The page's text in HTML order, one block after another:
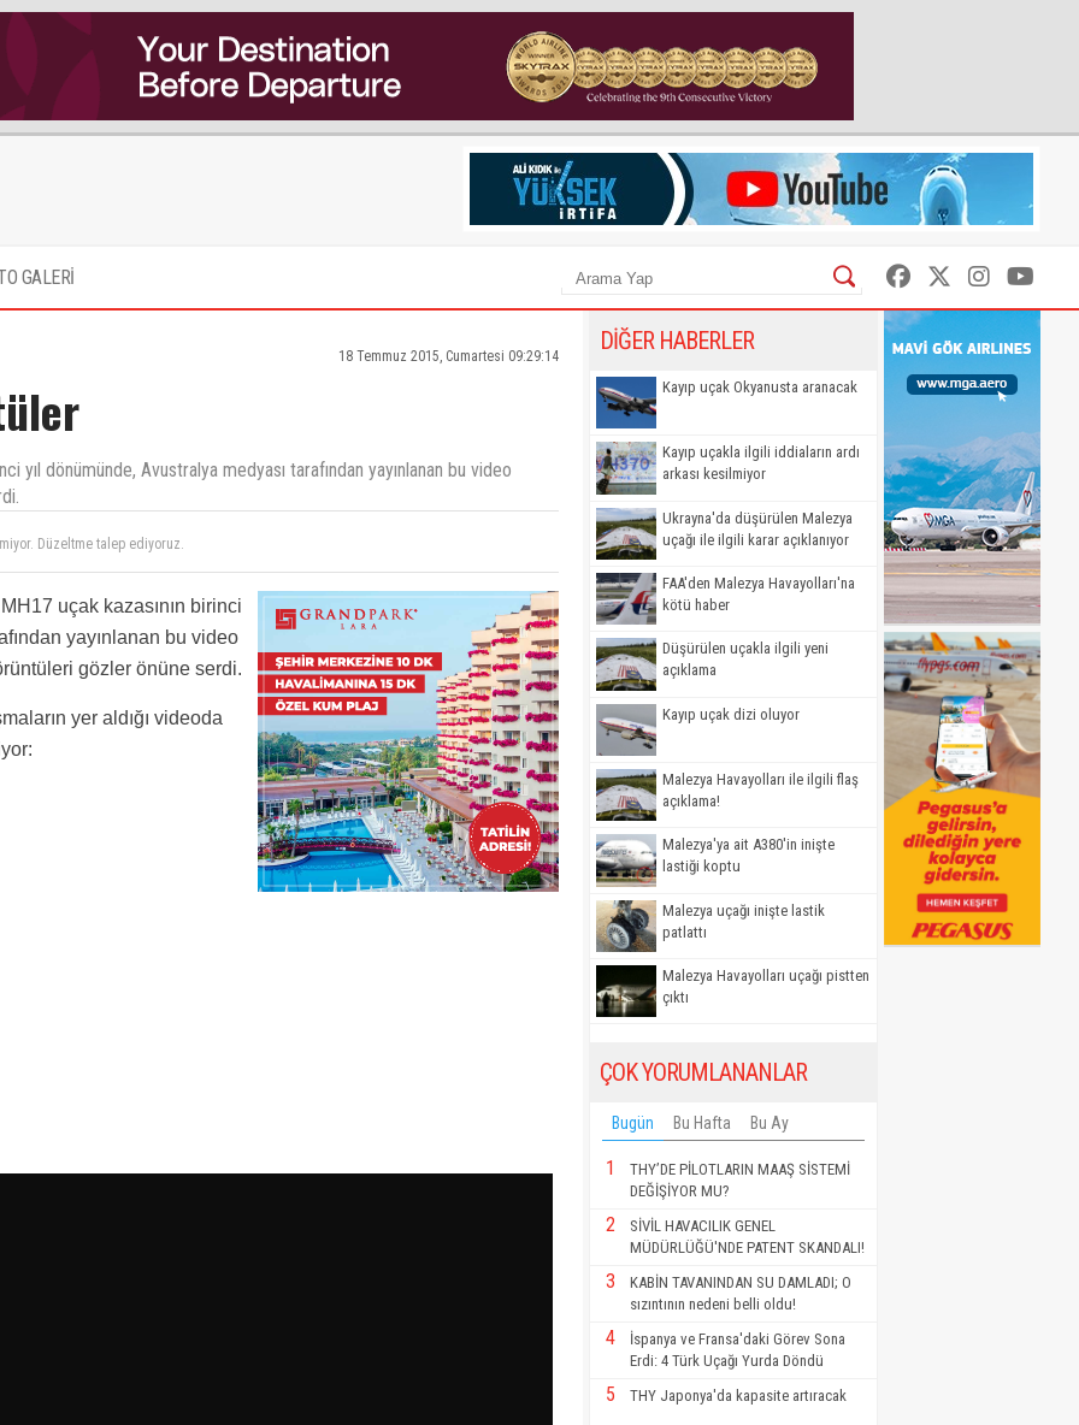
GALERİ
18 Temmuz 2015, Cumartesi 09:29:14
yıl dönümünde, Avustralya medyası tarafından yayınlanan bu video
olur
uçak kazasının birinci
yayınlanan bu video
gözler önüne serdi.
yer aldığı videoda
DİĞER HABERLER
Kayıp uçak Okyanusta aranacak
Kayıp uçakla ilgili iddiaların ardı
arkası kesilmiyor
Ukrayna'da düşürülen Malezya
uçağı ile ilgili karar açıklanıyor
FAA'den Malezya Havayolları'na
kötü haber
Düşürülen uçakla ilgili yeni
açıklama
Kayıp uçak dizi oluyor
Malezya Havayolları ile ilgili flaş
açıklama!
Malezya'ya ait A380'in inişte
lastiği koptu
Malezya uçağı inişte lastik
patlattı
Malezya Havayolları uçağı pistten
çıktı
ÇOK YORUMLANANLAR
Bugün Bu Hafta Bu Ay
1
THY’DE PİLOTLARIN MAAŞ SİSTEMİ
DEĞİŞİYOR MU?
2
SİVİL HAVACILIK GENEL
MÜDÜRLÜĞÜ'NDE PATENT SKANDALI!
3
KABİN TAVANINDAN SU DAMLADI; O
sızıntının nedeni belli oldu!
4
İspanya ve Fransa'daki Görev Sona
Erdi: 4 Türk Uçağı Yurda Döndü
5 THY Japonya'da kapasite artıracak